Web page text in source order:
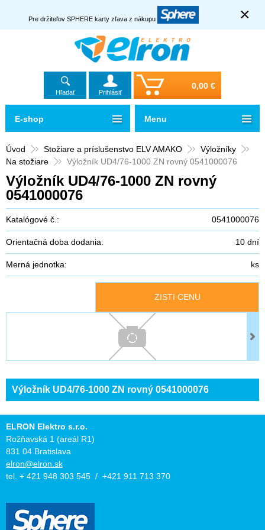
Pre držiteľov SPHERE karty zľava z nákupu ×
Hľadať Prihlásiť
0,00 €
Úvod Stožiare a príslušenstvo ELV AMAKO
Výložníky
Na stožiare
Výložník UD4/76-1000 ZN rovný 0541000076
Výložník UD4/76-1000 ZN rovný
0541000076
Katalógové č.: 0541000076
Orientačná doba dodania: 10 dní
Merná jednotka: ks
ZISTI CENU
Výložník UD4/76-1000 ZN rovný 0541000076
E-shop Menu
ELRON Elektro s.r.o.
Rožňavská 1 (areál R1)
831 04 Bratislava
elron@elron.sk
tel. + 421 948 303 545 / +421 911 713 370